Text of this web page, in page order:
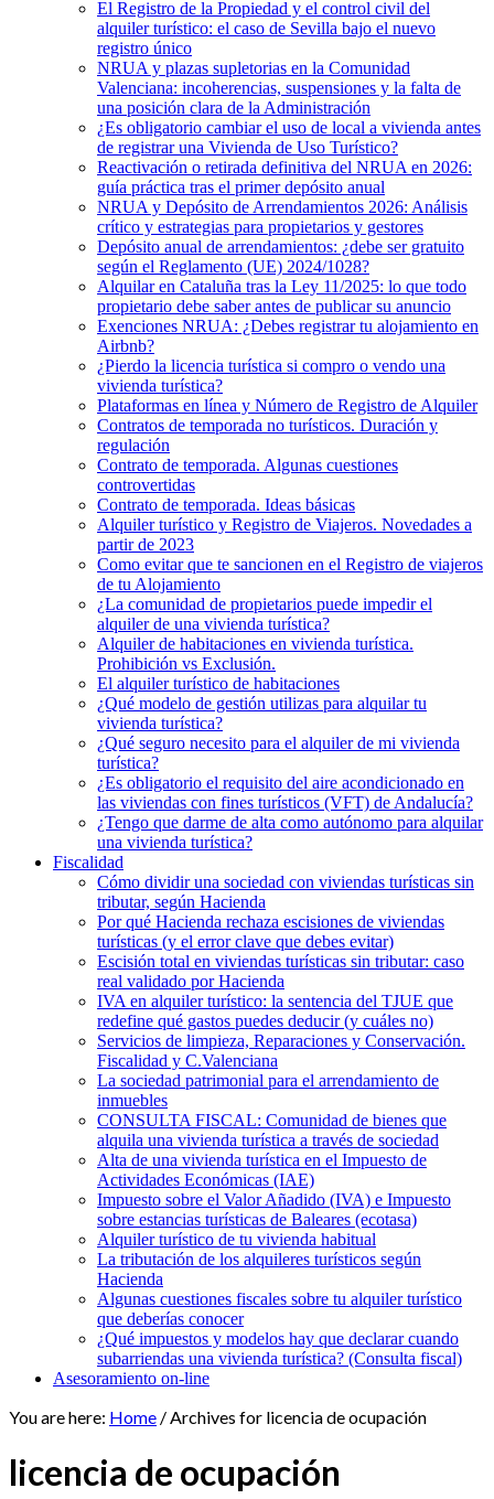
El Registro de la Propiedad y el control civil del
alquiler turístico: el caso de Sevilla bajo el nuevo
registro único
NRUA y plazas supletorias en la Comunidad
Valenciana: incoherencias, suspensiones y la falta de
una posición clara de la Administración
¿Es obligatorio cambiar el uso de local a vivienda antes
de registrar una Vivienda de Uso Turístico?
Reactivación o retirada definitiva del NRUA en 2026:
guía práctica tras el primer depósito anual
NRUA y Depósito de Arrendamientos 2026: Análisis
crítico y estrategias para propietarios y gestores
Depósito anual de arrendamientos: ¿debe ser gratuito
según el Reglamento (UE) 2024/1028?
Alquilar en Cataluña tras la Ley 11/2025: lo que todo
propietario debe saber antes de publicar su anuncio
Exenciones NRUA: ¿Debes registrar tu alojamiento en
Airbnb?
¿Pierdo la licencia turística si compro o vendo una
vivienda turística?
Plataformas en línea y Número de Registro de Alquiler
Contratos de temporada no turísticos. Duración y
regulación
Contrato de temporada. Algunas cuestiones
controvertidas
Contrato de temporada. Ideas básicas
Alquiler turístico y Registro de Viajeros. Novedades a
partir de 2023
Como evitar que te sancionen en el Registro de viajeros
de tu Alojamiento
¿La comunidad de propietarios puede impedir el
alquiler de una vivienda turística?
Alquiler de habitaciones en vivienda turística.
Prohibición vs Exclusión.
El alquiler turístico de habitaciones
¿Qué modelo de gestión utilizas para alquilar tu
vivienda turística?
¿Qué seguro necesito para el alquiler de mi vivienda
turística?
¿Es obligatorio el requisito del aire acondicionado en
las viviendas con fines turísticos (VFT) de Andalucía?
¿Tengo que darme de alta como autónomo para alquilar
una vivienda turística?
Fiscalidad
Cómo dividir una sociedad con viviendas turísticas sin
tributar, según Hacienda
Por qué Hacienda rechaza escisiones de viviendas
turísticas (y el error clave que debes evitar)
Escisión total en viviendas turísticas sin tributar: caso
real validado por Hacienda
IVA en alquiler turístico: la sentencia del TJUE que
redefine qué gastos puedes deducir (y cuáles no)
Servicios de limpieza, Reparaciones y Conservación.
Fiscalidad y C.Valenciana
La sociedad patrimonial para el arrendamiento de
inmuebles
CONSULTA FISCAL: Comunidad de bienes que
alquila una vivienda turística a través de sociedad
Alta de una vivienda turística en el Impuesto de
Actividades Económicas (IAE)
Impuesto sobre el Valor Añadido (IVA) e Impuesto
sobre estancias turísticas de Baleares (ecotasa)
Alquiler turístico de tu vivienda habitual
La tributación de los alquileres turísticos según
Hacienda
Algunas cuestiones fiscales sobre tu alquiler turístico
que deberías conocer
¿Qué impuestos y modelos hay que declarar cuando
subarriendas una vivienda turística? (Consulta fiscal)
Asesoramiento on-line
You are here: Home /Archives for licencia de ocupación
licencia de ocupación